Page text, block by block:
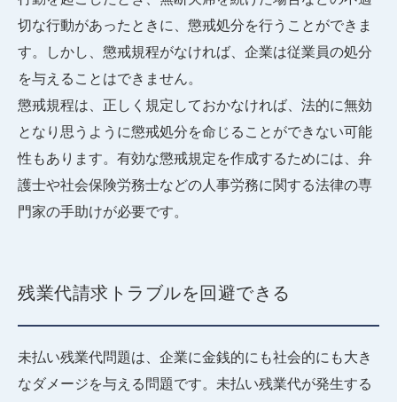
切な行動があったときに、懲戒処分を行うことができま
す。しかし、懲戒規程がなければ、企業は従業員の処分
を与えることはできません。
懲戒規程は、正しく規定しておかなければ、法的に無効
となり思うように懲戒処分を命じることができない可能
性もあります。有効な懲戒規定を作成するためには、弁
護士や社会保険労務士などの人事労務に関する法律の専
門家の手助けが必要です。
残業代請求トラブルを回避できる
未払い残業代問題は、企業に金銭的にも社会的にも大き
なダメージを与える問題です。未払い残業代が発生する